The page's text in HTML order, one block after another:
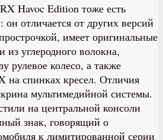
Havoc Edition тоже есть
он отличается от других версий
имеет оригинальные
из углеродного волокна,
рулевое колесо, а также
спинках кресел. Отличия
мультимедийной системы.
на центральной консоли
знак, говорящий о
к лимитированной серии